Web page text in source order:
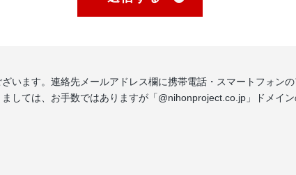
います。連絡先メールアドレス欄に携帯電話・スマートフォン
しては、お手数ではありますが「@nihonproject.co.jp」ドメイ